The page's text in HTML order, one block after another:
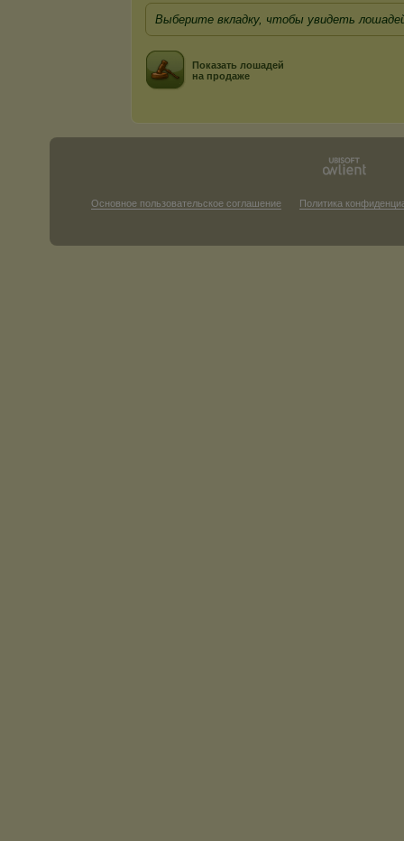
Выберите вкладку, чтобы увидеть
Показать лошадей
на продаже
Основное пользовательское соглашение Политика